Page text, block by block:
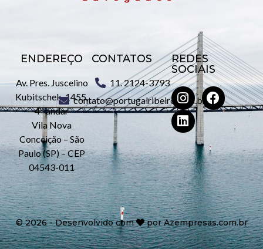
ENDEREÇO
Av. Pres. Juscelino
Kubitschek, 1455,
4º andar
Vila Nova
Conceição – São
Paulo (SP) – CEP
04543-011
CONTATOS
11. 2124-3793
contato@portugalribeiro.com.br
REDES
SOCIAIS
©2026- Desenvolvido com porAzempresas.com.br